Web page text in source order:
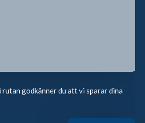
rutan godkänner du att vi sparar dina